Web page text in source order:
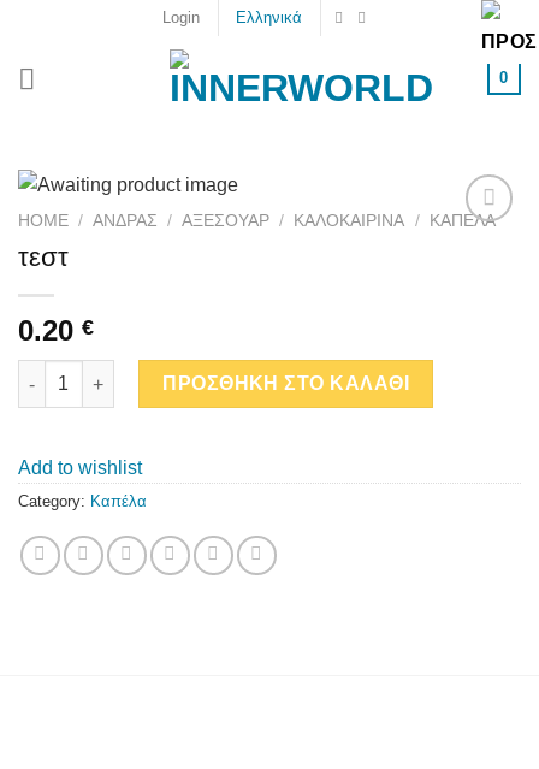
content
Login Ελληνικά
0
HOME / ΑΝΔΡΑΣ / ΑΞΕΣΟΥΆΡ / ΚΑΛΟΚΑΙΡΙΝΆ / ΚΑΠΈΛΑ
τεστ
0.20 €
τεστ quantity
ΠΡΟΣΘΗΚΗ ΣΤΟ ΚΑΛΑΘΙ
Add to wishlist
Category: Καπέλα